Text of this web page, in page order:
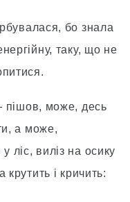
бо знала
таку, що не
пішов, може, десь
а може,
ліс, виліз на осику
крутить і кричить: